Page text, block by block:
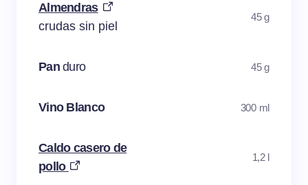
Almendras
crudas sin piel
45 g
Panduro 45 g
Vino Blanco 300 ml
Caldo casero de
pollo
1,2 l